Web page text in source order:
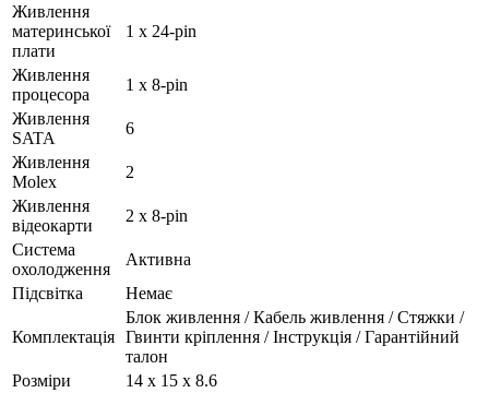
Живлення
материнської
плати
1 х 24-pin
Живлення
процесора
1 х 8-pin
Живлення
SATA
6
Живлення
Molex
2
Живлення
відеокарти
2 х 8-pin
Система
охолодження
Активна
Підсвітка
Немає
Комплектація
Блок живлення / Кабель живлення / Стяжки /
Гвинти кріплення / Інструкція / Гарантійний
талон
Розміри
14 х 15 х 8.6